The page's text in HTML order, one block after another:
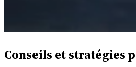
Conseils et stratégies